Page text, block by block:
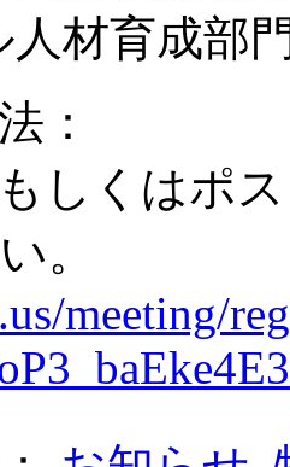
材育成部
：
しくはポ
。
meeting/